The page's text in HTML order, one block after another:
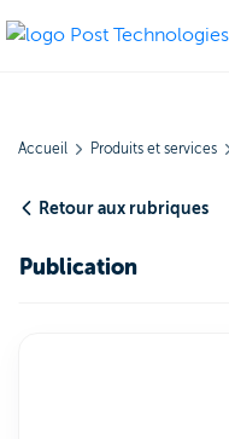
Accueil Produits et services
Retour aux rubriques
Publication